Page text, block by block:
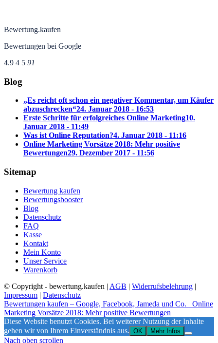
Bewertung.kaufen
Bewertungen bei Google
4.9 4 5 91
Blog
„Es reicht oft schon ein negativer Kommentar, um Käufer
abzuschrecken“24. Januar 2018 - 16:53
Erste Schritte für erfolgreiches Online Marketing10.
Januar 2018 - 11:49
Was ist Online Reputation?4. Januar 2018 - 11:16
Online Marketing Vorsätze 2018: Mehr positive
Bewertungen29. Dezember 2017 - 11:56
Sitemap
Bewertung kaufen
Bewertungsbooster
Blog
Datenschutz
FAQ
Kasse
Kontakt
Mein Konto
Unser Service
Warenkorb
© Copyright - bewertung.kaufen | AGB | Widerrufsbelehrung |
Impressum | Datenschutz
Bewertungen kaufen – Google, Facebook, Jameda und Co.
Online
Marketing Vorsätze 2018: Mehr positive Bewertungen
Diese Website benutzt Cookies. Bei weiterer Nutzung der Inhalte
gehen wir von Ihrem Einverständnis aus. OK Mehr Infos
Nach oben scrollen